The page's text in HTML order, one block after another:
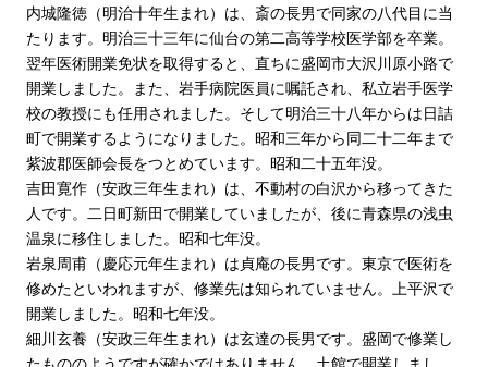
内城隆徳（明治十年生まれ）は、斎の長男で同家の八代目に当
たります。明治三十三年に仙台の第二高等学校医学部を卒業。
翌年医術開業免状を取得すると、直ちに盛岡市大沢川原小路で
開業しました。また、岩手病院医員に嘱託され、私立岩手医学
校の教授にも任用されました。そして明治三十八年からは日詰
町で開業するようになりました。昭和三年から同二十二年まで
紫波郡医師会長をつとめています。昭和二十五年没。
吉田寛作（安政三年生まれ）は、不動村の白沢から移ってきた
人です。二日町新田で開業していましたが、後に青森県の浅虫
温泉に移住しました。昭和七年没。
岩泉周甫（慶応元年生まれ）は貞庵の長男です。東京で医術を
修めたといわれますが、修業先は知られていません。上平沢で
開業しました。昭和七年没。
細川玄養（安政三年生まれ）は玄達の長男です。盛岡で修業し
たもののようですが確かではありません。土館で開業しまし